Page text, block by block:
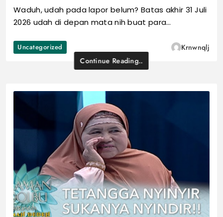
Waduh, udah pada lapor belum? Batas akhir 31 Juli
2026 udah di depan mata nih buat para…
Uncategorized
Krnwnqlj
Continue Reading..